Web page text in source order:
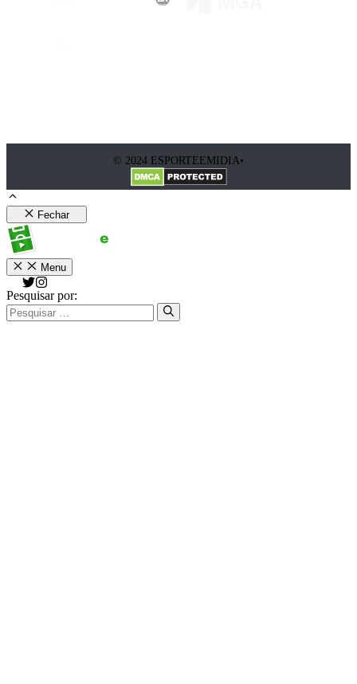
© 2024 ESPORTEEMIDIA•
Fechar
Menu
Pesquisar por: